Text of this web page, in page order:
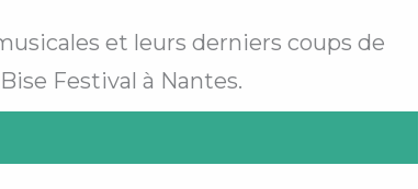
et leurs derniers coups de
Festival à Nantes.